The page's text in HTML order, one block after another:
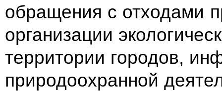
обращения с отходами
организации
территории городов,
природоохранной